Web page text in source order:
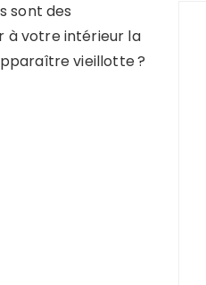
sont des
à votre intérieur la
vieillotte ?